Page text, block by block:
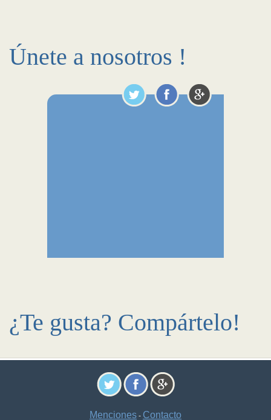
Únete a nosotros !
¿Te gusta? Compártelo!
Menciones - Contacto